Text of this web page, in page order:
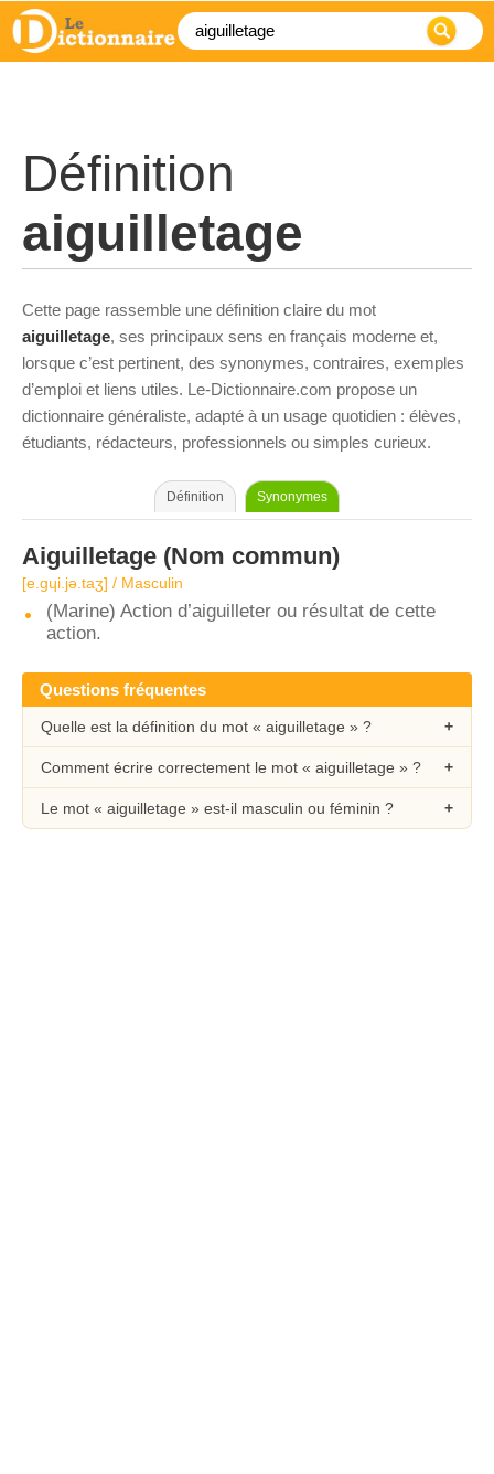
Définition
aiguilletage
Cette page rassemble une définition claire du mot
aiguilletage, ses principaux sens en français moderne et,
lorsque c’est pertinent, des synonymes, contraires, exemples
d’emploi et liens utiles. Le-Dictionnaire.com propose un
dictionnaire généraliste, adapté à un usage quotidien : élèves,
étudiants, rédacteurs, professionnels ou simples curieux.
Définition Synonymes
Aiguilletage (Nom commun)
[e.ɡɥi.jə.taʒ] / Masculin
(Marine) Action d’aiguilleter ou résultat de cette
action.
Questions fréquentes
Quelle est la définition du mot « aiguilletage » ?
Comment écrire correctement le mot « aiguilletage » ?
Le mot « aiguilletage » est-il masculin ou féminin ?